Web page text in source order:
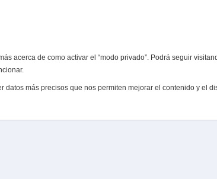
acerca de como activar el “modo privado”. Podrá seguir
más precisos que nos permiten mejorar el contenido y el